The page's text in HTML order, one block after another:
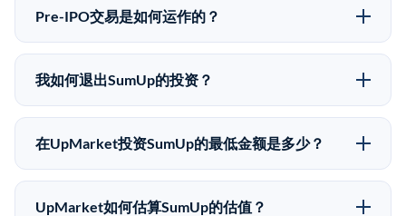
自2019年以来已经纪超过5亿美元的另类投资。
意味着没有公开市场可以快速出售。不存在确定的退出
好可能全部损失的准备。私有公司的估值在融资轮次之
间可能大幅波动。投资者应在投资前咨询其财务顾问并
Pre-IPO交易是如何运作的？
在Pre-IPO交易中，合格投资者通过二级市场平台从现有
股东（如员工、早期投资者或其他持有人）处购买股
为FINRA注册的经纪交易商促成这些交易，代表双方处
理合规、文件和结算事宜。
我如何退出SumUp的投资？
Pre-IPO持股主要有两种退出途径：在二级市场将股份出
售给其他买家，或持有直到公司完成IPO或被收购。两
市场条件。任何退出的时间都是不可预测的，投资者应
做好多年持有的准备。
在UpMarket投资SumUp的最低金额是多少？
UpMarket上大多数Pre-IPO产品的最低投资金额为
50,000美元。具体金额可能因产品和股份供应情况而有
UpMarket如何估算SumUp的估值？